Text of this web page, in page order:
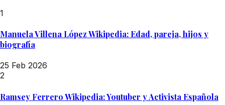
1
Manuela Villena López Wikipedia: Edad, pareja, hijos y
biografía
25 Feb 2026
2
Ramsey Ferrero Wikipedia: Youtuber y Activista Española